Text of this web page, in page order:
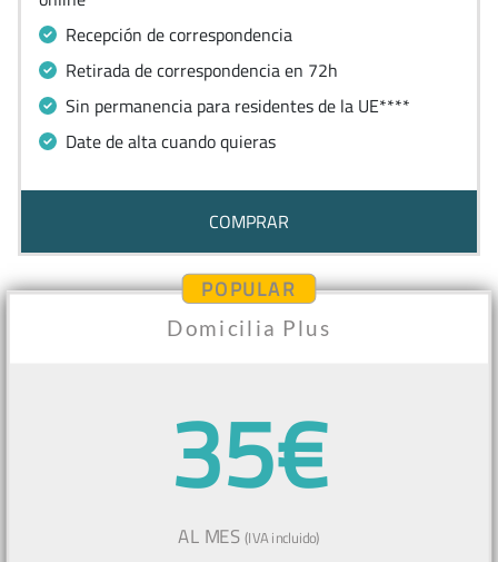
Recepción de correspondencia
Retirada de correspondencia en 72h
Sin permanencia para residentes de la UE****
Date de alta cuando quieras
COMPRAR
POPULAR
Domicilia Plus
35€
AL MES(IVA incluido)